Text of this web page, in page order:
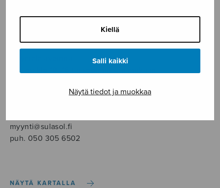
Kiellä
Salli kaikki
Näytä tiedot ja muokkaa
Sulasol nuottikauppa
ma–pe klo 10–16 tai sopimuksen mukaan
Tallberginkatu 1 B, 1,5 krs.
myynti@sulasol.fi
puh. 050 305 6502
NÄYTÄ KARTALLA